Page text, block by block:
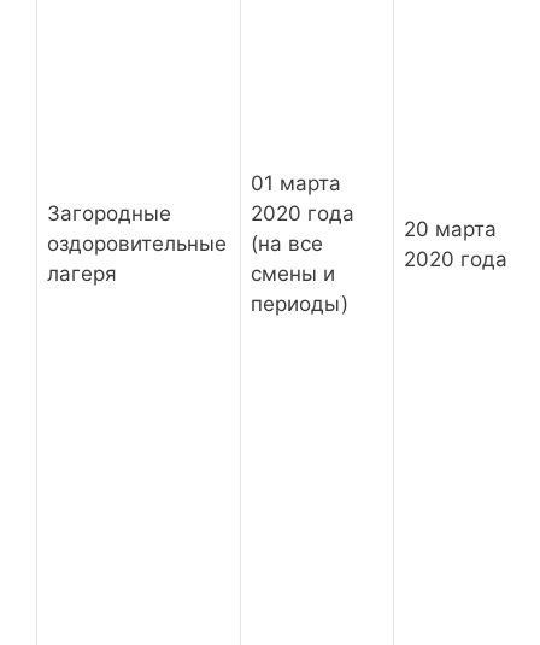
Загородные
оздоровительные
лагеря
01 марта
2020 года
(на все
смены и
периоды)
20 марта
2020 года